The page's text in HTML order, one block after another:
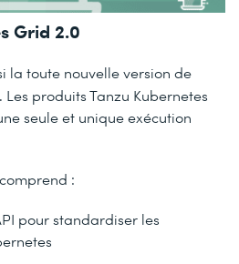
Grid 2.0
la toute nouvelle version de
. Les produits Tanzu Kubernetes
seule et unique exécution
:
pour standardiser les